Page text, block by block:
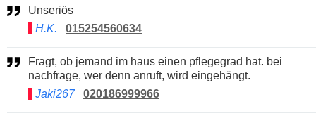
Unseriös
H.K.
015254560634
Fragt, ob jemand im haus einen pflegegrad hat. bei
nachfrage, wer denn anruft, wird eingehängt.
Jaki267
020186999966